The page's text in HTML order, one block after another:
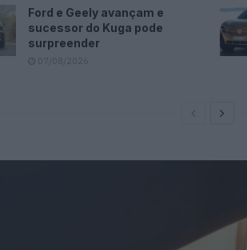
Ford e Geely avançam e
sucessor do Kuga pode
surpreender
07/08/2026